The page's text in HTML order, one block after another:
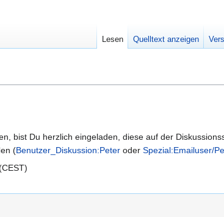
bist Du herzlich eingeladen, diese auf der
(Benutzer_Diskussion:Peter oder Spezial:Emailuser/
Lesen Quelltext anzeigen